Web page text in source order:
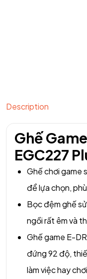
Description
Ghế
EGC227
Ghế chơi game
để lựa chọn,
Bọc đệm ghế
ngồi rất êm và
Ghế game E-
đứng 92 độ,
làm việc hay